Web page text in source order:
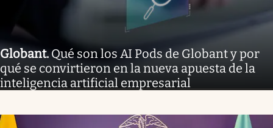
Globant.Qué son los AI Pods de Globant y por
qué se convirtieron en la nueva apuesta de la
inteligencia artificial empresarial